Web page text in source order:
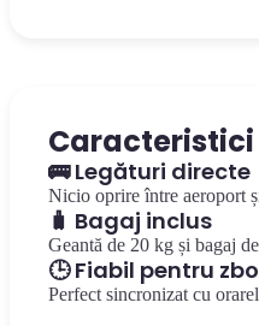
Caracteristici
🚌 Legături directe
Nicio oprire între aeroport
🧳 Bagaj inclus
Geantă de 20 kg și bagaj
🕒 Fiabil pentru
Perfect sincronizat cu